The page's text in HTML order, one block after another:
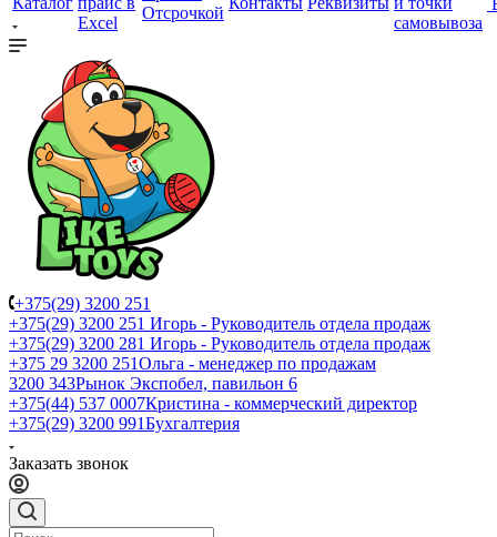
Excel
Отсрочкой
самовывоза
+375(29) 3200 251
+375(29) 3200 251 Игорь - Руководитель отдела продаж
+375(29) 3200 281 Игорь - Руководитель отдела продаж
+З75 29 3200 251Ольга - менеджер по продажам
3200 343Рынок Экспобел, павильон 6
+375(44) 537 0007Кристина - коммерческий директор
+375(29) 3200 991Бухгалтерия
Заказать звонок